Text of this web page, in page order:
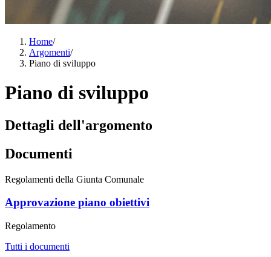
Home/
Argomenti/
Piano di sviluppo
Piano di sviluppo
Dettagli dell'argomento
Documenti
Regolamenti della Giunta Comunale
Approvazione piano obiettivi
Regolamento
Tutti i documenti